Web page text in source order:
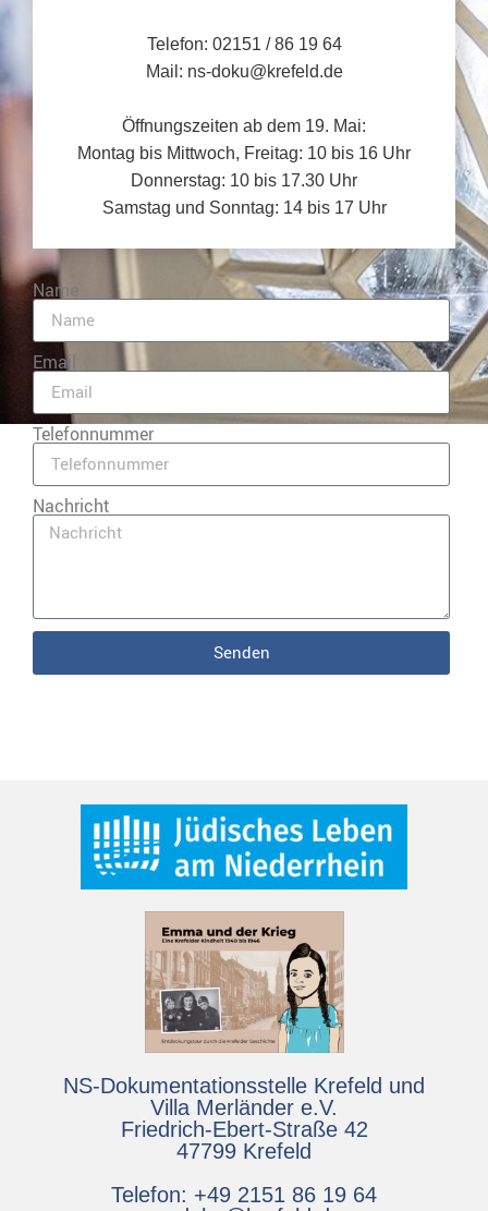
Telefon: 02151 / 86 19 64
Mail: ns-doku@krefeld.de
Öffnungszeiten ab dem 19. Mai:
Montag bis Mittwoch, Freitag: 10 bis 16 Uhr
Donnerstag: 10 bis 17.30 Uhr
Samstag und Sonntag: 14 bis 17 Uhr
Name
Email
Telefonnummer
Nachricht
Senden
NS-Dokumentationsstelle Krefeld und
Villa Merländer e.V.
Friedrich-Ebert-Straße 42
47799 Krefeld
Telefon: +49 2151 86 19 64